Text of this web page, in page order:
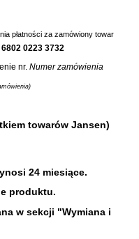
płatności za zamówiony towar
0223 3732
nr. Numer zamówienia
towarów Jansen)
24 miesiące.
produktu.
w sekcji "Wymiana i